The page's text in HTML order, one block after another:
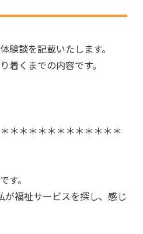
験談を記載いたします。
着くまでの内容です。
＊＊＊＊＊＊＊＊＊＊＊＊
す。
福祉サービスを探し、感じ